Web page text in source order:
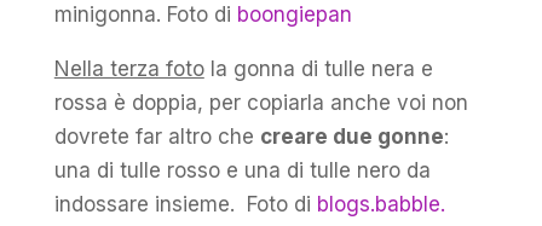
minigonna. Foto di boongiepan
Nella terza fotola gonna di tulle nera e
rossa è doppia, per copiarla anche voi non
dovrete far altro che creare due gonne:
una di tulle rosso e una di tulle nero da
indossare insieme. Foto di blogs.babble.